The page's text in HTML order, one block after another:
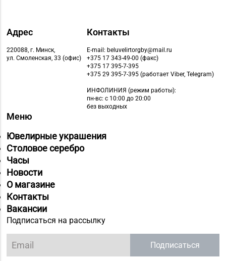
Адрес
220088, г. Минск,
ул. Смоленская, 33 (офис)
Контакты
E-mail: beluvelirtorgby@mail.ru
+375 17 343-49-00 (факс)
+375 17 395-7-395
+375 29 395-7-395 (работает Viber, Telegram)
ИНФОЛИНИЯ (режим работы):
пн-вс: с 10:00 до 20:00
без выходных
Меню
Ювелирные украшения
Столовое серебро
Часы
Новости
О магазине
Контакты
Вакансии
Подписаться на рассылку
Подписаться